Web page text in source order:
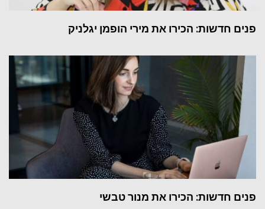
פנים חדשות: הכירו את מירי הופמן יגלניק
פנים חדשות: הכירו את מנור טבשי